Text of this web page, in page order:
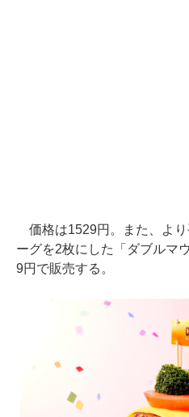
価格は1529円。また、よ
ーグを2枚にした「ダブルマ
9円で販売する。